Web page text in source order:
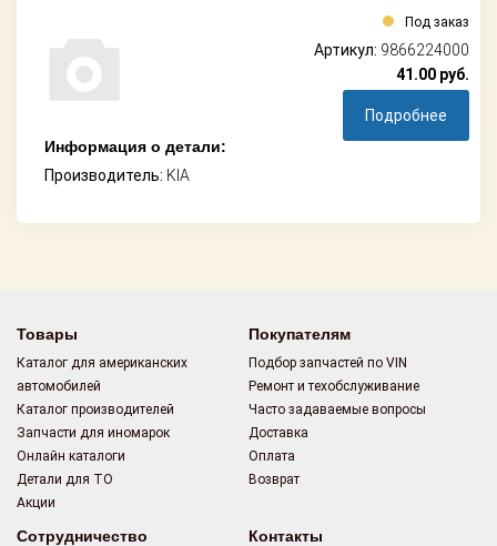
Контакты
Информация о детали:
Производитель: KIA
Под заказ
Артикул: 9866224000
41.00 руб.
Подробнее
Товары
Каталог для американских
автомобилей
Каталог производителей
Запчасти для иномарок
Онлайн каталоги
Детали для ТО
Акции
Покупателям
Подбор запчастей по VIN
Ремонт и техобслуживание
Часто задаваемые вопросы
Доставка
Оплата
Возврат
Сотрудничество Контакты